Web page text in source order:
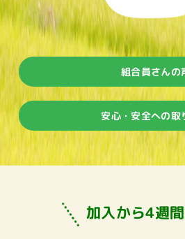
組合員さんの
安心・安全への取
加入から4週間